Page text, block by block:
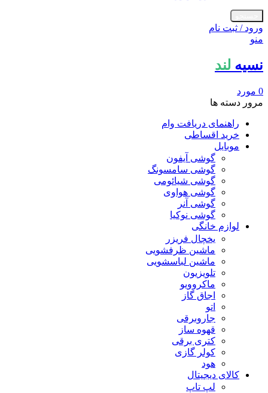
ورود / ثبت نام
منو
نسیه لند
0 مورد
مرور دسته ها
راهنمای دریافت وام
خرید اقساطی
موبایل
گوشی آیفون
گوشی سامسونگ
گوشی شیائومی
گوشی هواوی
گوشی آنر
گوشی نوکیا
لوازم خانگی
یخچال فریزر
ماشین ظرفشویی
ماشین لباسشویی
تلویزیون
ماکروویو
اجاق گاز
اتو
جاروبرقی
قهوه ساز
کتری برقی
کولر گازی
هود
کالای دیجیتال
لپ تاپ